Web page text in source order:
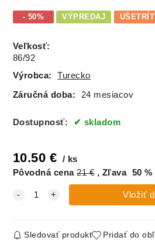
- 50% VÝPREDAJ
Veľkosť:
86/92
Výrobca:
Turecko
Záručná doba: 24 mesiacov
Dostupnosť: skladom
10.50 €
ks
Pôvodná cena 21€ Zľava 50 %
Sledovať produkt Pridať do